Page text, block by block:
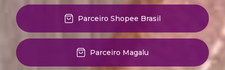
Parceiro Shopee Brasil
Parceiro Magalu